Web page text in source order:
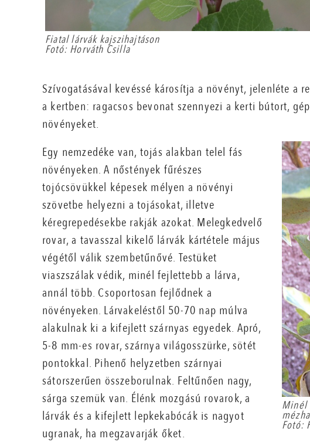
Fiatal lárvák kajszihajtáson
Fotó: Horváth Csilla
Szívogatásával kevéssé károsítja a növényt, jelenléte a
a kertben: ragacsos bevonat szennyezi a kerti bútort,
növényeket.
Minél
Fotó:
Egy nemzedéke van, tojás alakban telel fás
növényeken. A nőstények fűrészes
tojócsövükkel képesek mélyen a növényi
szövetbe helyezni a tojásokat, illetve
kéregrepedésekbe rakják azokat. Melegkedvelő
rovar, a tavasszal kikelő lárvák kártétele május
végétől válik szembetűnővé. Testüket
viaszszálak védik, minél fejlettebb a lárva,
annál több. Csoportosan fejlődnek a
növényeken. Lárvakeléstől 50-70 nap múlva
alakulnak ki a kifejlett szárnyas egyedek. Apró,
5-8 mm-es rovar, szárnya világosszürke, sötét
pontokkal. Pihenő helyzetben szárnyai
sátorszerűen összeborulnak. Feltűnően nagy,
sárga szemük van. Élénk mozgású rovarok, a
lárvák és a kifejlett lepkekabócák is nagyot
ugranak, ha megzavarják őket.